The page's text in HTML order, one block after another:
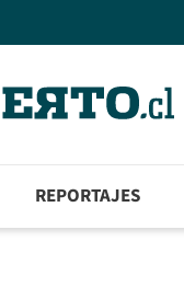
REPORTAJES